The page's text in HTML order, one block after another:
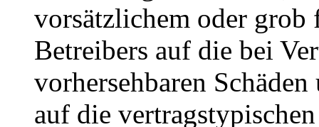
vorsätzlichem oder grob
Betreibers auf die bei
vorhersehbaren
auf die